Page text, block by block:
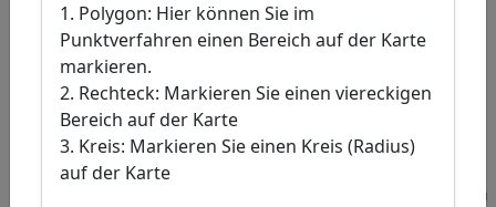
Leaflet |©
OpenStreetMap
contributors, �
GeoBasis-DE /
BKG 2024
Adressen
1. Polygon: Hier können Sie im
Punktverfahren einen Bereich auf der Karte
markieren.
2. Rechteck: Markieren Sie einen viereckigen
Bereich auf der Karte
3. Kreis: Markieren Sie einen Kreis (Radius)
auf der Karte